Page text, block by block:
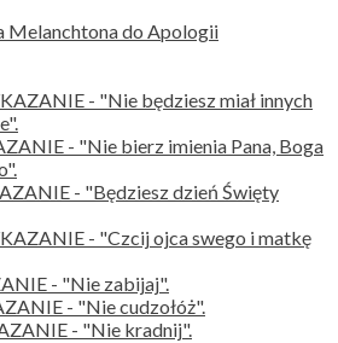
Melanchtona do Apologii
- "Nie będziesz miał innych
- "Nie bierz imienia Pana, Boga
- "Będziesz dzień Święty
- "Czcij ojca swego i matkę
- "Nie zabijaj".
- "Nie cudzołóż".
- "Nie kradnij".